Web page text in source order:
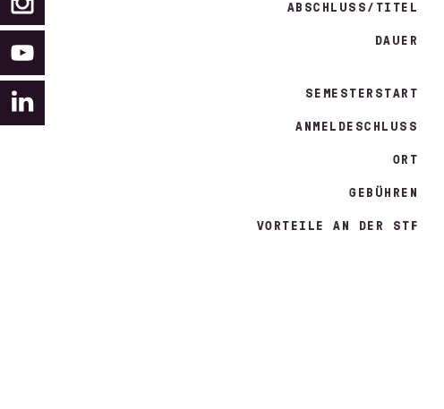
ABSCHLUSS/TITEL
DAUER
SEMESTERSTART
ANMELDESCHLUSS
ORT
GEBÜHREN
VORTEILE AN DER STF